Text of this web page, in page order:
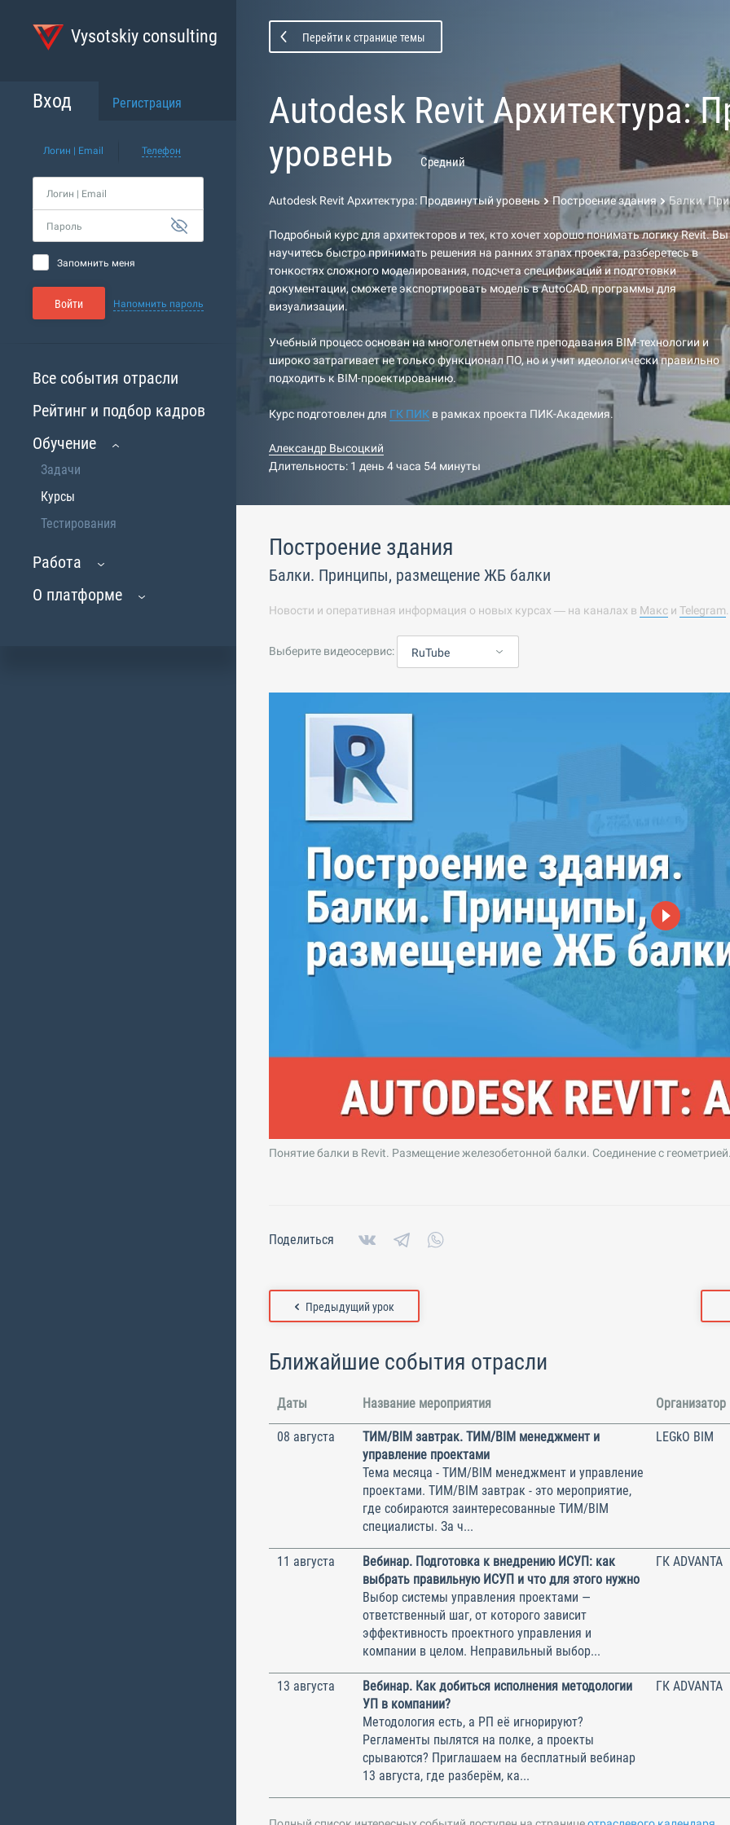
Vysotskiy consulting
Вход Регистрация
Логин | Email Телефон
Логин | Email
Пароль
Запомнить меня
Войти Напомнить пароль
Все события отрасли
Рейтинг и подбор кадров
Обучение
Задачи
Курсы
Тестирования
Работа
О платформе
Перейти к странице темы
Autodesk Revit Архитектура:
уровень
Средний
Autodesk Revit Архитектура: Продвинутый уровень Построение здания Балки.
Подробный курс для архитекторов и тех, кто хочет хорошо понимать логику Revit. Вы
научитесь быстро принимать решения на ранних этапах проекта, разберетесь в
тонкостях сложного моделирования, подсчета спецификаций и подготовки
документации, сможете экспортировать модель в AutoCAD, программы для
визуализации.
Учебный процесс основан на многолетнем опыте преподавания BIM-технологии и
широко затрагивает не только функционал ПО, но и учит идеологически правильно
подходить к BIM-проектированию.
Курс подготовлен для ГК ПИК в рамках проекта ПИК-Академия.
Александр Высоцкий
Длительность: 1 день 4 часа 54 минуты
Построение здания
Балки. Принципы, размещение ЖБ балки
Новости и оперативная информация о новых курсах — на каналах в Макс и Telegram
Выберите видеосервис: RuTube
Понятие балки в Revit. Размещение железобетонной балки. Соединение с
Поделиться
Предыдущий урок
Ближайшие события отрасли
Даты Название мероприятия Организатор
08 августа
ТИМ/BIM завтрак. ТИМ/BIM менеджмент и
управление проектами
Тема месяца - ТИМ/BIM менеджмент и управление
проектами. ТИМ/BIM завтрак - это мероприятие,
где собираются заинтересованные ТИМ/BIM
специалисты. За ч...
LEGkO BIM
11 августа
Вебинар. Подготовка к внедрению ИСУП: как
выбрать правильную ИСУП и что для этого нужно
Выбор системы управления проектами —
ответственный шаг, от которого зависит
эффективность проектного управления и
компании в целом. Неправильный выбор...
ГК ADVANTA
13 августа
Вебинар. Как добиться исполнения методологии
УП в компании?
Методология есть, а РП её игнорируют?
Регламенты пылятся на полке, а проекты
срываются? Приглашаем на бесплатный вебинар
13 августа, где разберём, ка...
ГК ADVANTA